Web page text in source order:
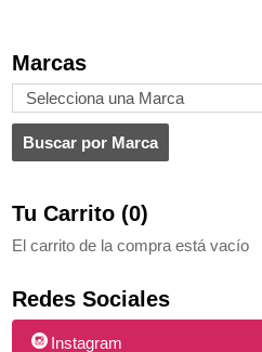
Marcas
Tu Carrito (0)
El carrito de la compra está vacío
Redes Sociales
Instagram